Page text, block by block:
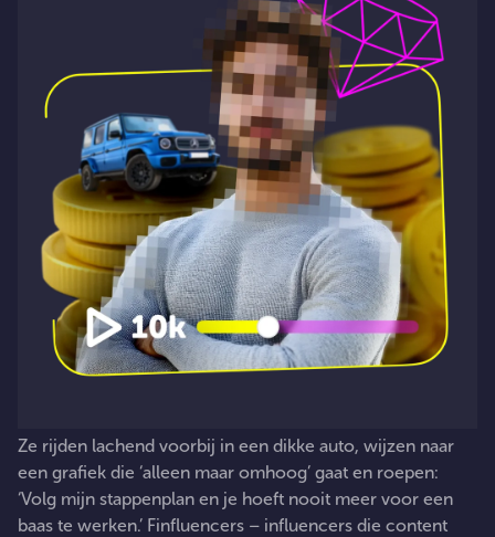
Ze rijden lachend voorbij in een dikke auto, wijzen naar
een grafiek die ‘alleen maar omhoog’ gaat en roepen:
‘Volg mijn stappenplan en je hoeft nooit meer voor een
baas te werken.’ Finfluencers – influencers die content